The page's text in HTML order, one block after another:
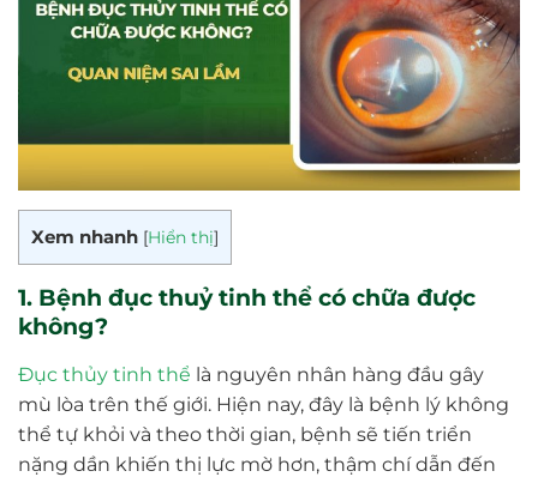
Xem nhanh [Hiển thị]
1. Bệnh đục thuỷ tinh thể có chữa được
không?
Đục thủy tinh thể là nguyên nhân hàng đầu gây
mù lòa trên thế giới. Hiện nay, đây là bệnh lý không
thể tự khỏi và theo thời gian, bệnh sẽ tiến triển
nặng dần khiến thị lực mờ hơn, thậm chí dẫn đến